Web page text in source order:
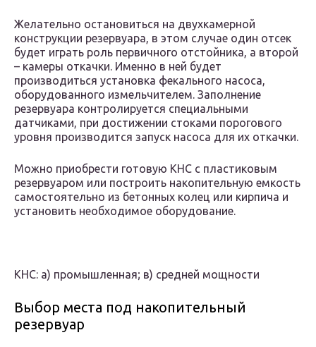
Желательно остановиться на двухкамерной
конструкции резервуара, в этом случае один отсек
будет играть роль первичного отстойника, а второй
– камеры откачки. Именно в ней будет
производиться установка фекального насоса,
оборудованного измельчителем. Заполнение
резервуара контролируется специальными
датчиками, при достижении стоками порогового
уровня производится запуск насоса для их откачки.
Можно приобрести готовую КНС с пластиковым
резервуаром или построить накопительную емкость
самостоятельно из бетонных колец или кирпича и
установить необходимое оборудование.
КНС: а) промышленная; в) средней мощности
Выбор места под накопительный
резервуар